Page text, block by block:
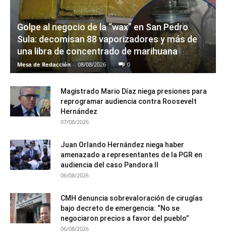
Golpe al negocio de la “wax” en San Pedro
Sula: decomisan 88 vaporizadores y más de
una libra de concentrado de marihuana
Mesa de Redacción - 08/08/2026 0
Magistrado Mario Díaz niega presiones para
reprogramar audiencia contra Roosevelt
Hernández
07/08/2026
Juan Orlando Hernández niega haber
amenazado a representantes de la PGR en
audiencia del caso Pandora II
06/08/2026
CMH denuncia sobrevaloración de cirugías
bajo decreto de emergencia: “No se
negociaron precios a favor del pueblo”
06/08/2026